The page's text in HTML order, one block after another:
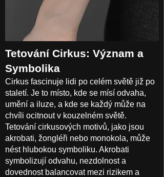
Tetování Cirkus: Význam a
Symbolika
Cirkus fascinuje lidi po celém světě již po
staletí. Je to místo, kde se mísí odvaha,
umění a iluze, a kde se každý může na
chvíli ocitnout v kouzelném světě.
Tetování cirkusových motivů, jako jsou
akrobati, žongléři nebo monokola, může
nést hlubokou symboliku. Akrobati
symbolizují odvahu, nezdolnost a
dovednost balancovat mezi rizikem a